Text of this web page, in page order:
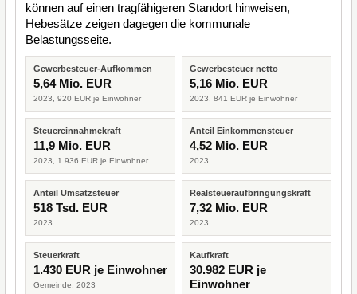
können auf einen tragfähigeren Standort hinweisen,
Hebesätze zeigen dagegen die kommunale
Belastungsseite.
Gewerbesteuer-Aufkommen
5,64 Mio. EUR
2023, 920 EUR je Einwohner
Gewerbesteuer netto
5,16 Mio. EUR
2023, 841 EUR je Einwohner
Steuereinnahmekraft
11,9 Mio. EUR
2023, 1.936 EUR je Einwohner
Anteil Einkommensteuer
4,52 Mio. EUR
2023
Anteil Umsatzsteuer
518 Tsd. EUR
2023
Realsteueraufbringungskraft
7,32 Mio. EUR
2023
Steuerkraft
1.430 EUR je Einwohner
Gemeinde, 2023
Kaufkraft
30.982 EUR je
Einwohner